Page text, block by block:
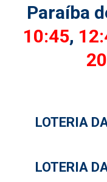
Paraíba
10:45,
LOTERIA
LOTERIA